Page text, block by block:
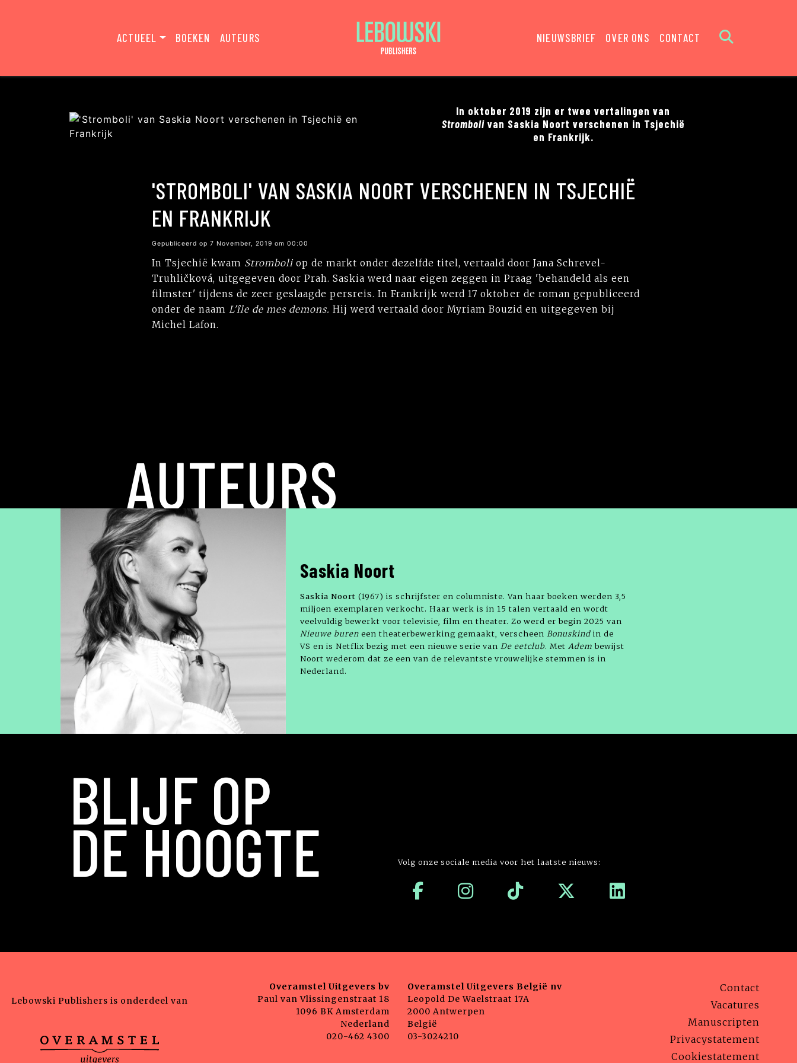
ACTUEEL BOEKEN AUTEURS NIEUWSBRIEF OVER ONS CONTACT
In oktober 2019 zijn er twee vertalingen van
Stromboli van Saskia Noort verschenen in Tsjechië
en Frankrijk.
'STROMBOLI' VAN SASKIA NOORT VERSCHENEN IN TSJECHIË
EN FRANKRIJK
Gepubliceerd op 7 November, 2019 om 00:00
In Tsjechië kwam Stromboli op de markt onder dezelfde titel, vertaald door Jana Schrevel-
Truhličková, uitgegeven door Prah. Saskia werd naar eigen zeggen in Praag 'behandeld als een
filmster' tijdens de zeer geslaagde persreis. In Frankrijk werd 17 oktober de roman gepubliceerd
onder de naam L'île de mes demons. Hij werd vertaald door Myriam Bouzid en uitgegeven bij
Michel Lafon.
AUTEURS
Saskia Noort
Saskia Noort (1967) is schrijfster en columniste. Van haar boeken werden 3,5
miljoen exemplaren verkocht. Haar werk is in 15 talen vertaald en wordt
veelvuldig bewerkt voor televisie, film en theater. Zo werd er begin 2025 van
Nieuwe buren een theaterbewerking gemaakt, verscheen Bonuskind in de
VS en is Netflix bezig met een nieuwe serie van De eetclub. Met Adem bewijst
Noort wederom dat ze een van de relevantste vrouwelijke stemmen is in
Nederland.
BLIJF OP
DE HOOGTE Volg onze sociale media voor het laatste nieuws:
Lebowski Publishers is onderdeel van
Overamstel Uitgevers bv
Paul van Vlissingenstraat 18
1096 BK Amsterdam
Nederland
020-462 4300
Overamstel Uitgevers België nv
Leopold De Waelstraat 17A
2000 Antwerpen
België
03-3024210
Contact
Vacatures
Manuscripten
Privacystatement
Cookiestatement